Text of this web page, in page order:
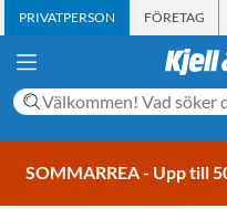
PRIVATPERSON FÖRETAG
SOMMARREA - Upp till